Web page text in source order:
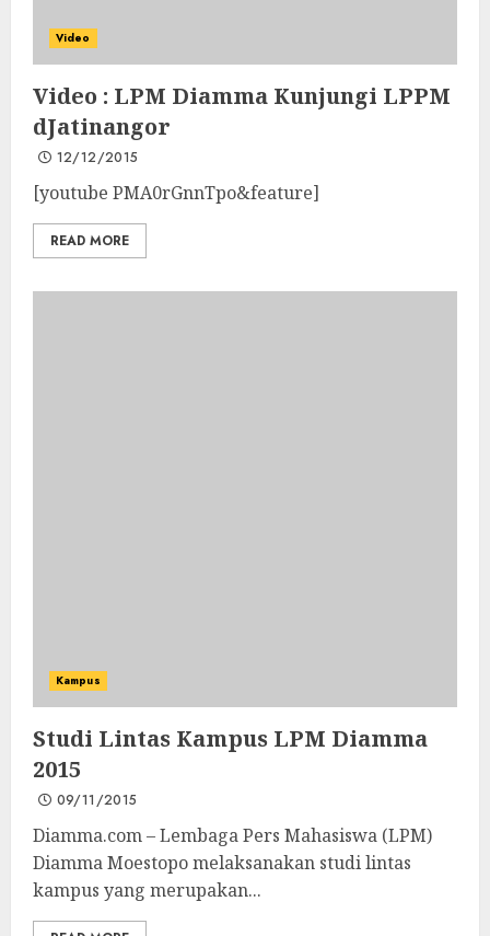
Video
Video : LPM Diamma Kunjungi LPPM
dJatinangor
12/12/2015
[youtube PMA0rGnnTpo&feature]
READ MORE
Kampus
Studi Lintas Kampus LPM Diamma
2015
09/11/2015
Diamma.com – Lembaga Pers Mahasiswa (LPM)
Diamma Moestopo melaksanakan studi lintas
kampus yang merupakan...